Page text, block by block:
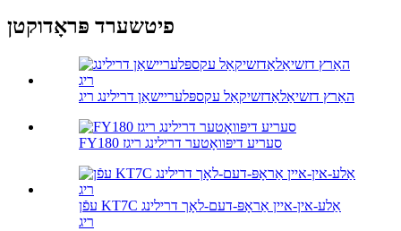
פיטשערד פּראָדוקטן
האַרץ דזשיאַלאַדזשיקאַל עקספּלעריישאַן דרילינג ריג
FY180 סעריע דיפּוואָטער דרילינג ריגז
עפֿן KT7C אַלע-אין-איין אַראָפּ-דעם-לאָך דרילינג
ריג